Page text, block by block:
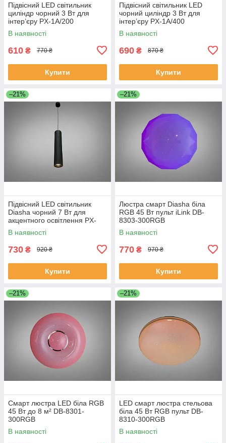
Підвісний LED світильник
циліндр чорний 3 Вт для
інтер’єру PX-1A/200
В наявності
610 ₴ 770 ₴
Купити
Підвісний світильник LED
чорний циліндр 3 Вт для
інтер’єру PX-1A/400
В наявності
690 ₴ 870 ₴
Купити
–21%
Підвісний LED світильник
Diasha чорний 7 Вт для
акцентного освітлення PX-
3A/300
В наявності
730 ₴ 920 ₴
Купити
–21%
Люстра смарт Diasha біла
RGB 45 Вт пульт iLink DB-
8303-300RGB
В наявності
770 ₴ 970 ₴
Купити
–21%
Смарт люстра LED біла RGB
45 Вт до 8 м² DB-8301-
300RGB
В наявності
–21%
LED смарт люстра стельова
біла 45 Вт RGB пульт DB-
8310-300RGB
В наявності